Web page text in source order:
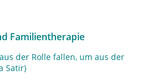
Familientherapie
der Rolle fallen, um aus der
Satir)